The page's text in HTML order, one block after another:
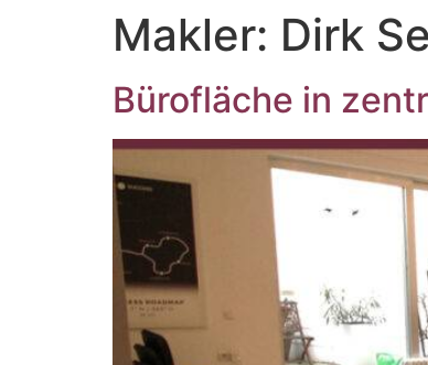
Makler: Dirk
Bürofläche in